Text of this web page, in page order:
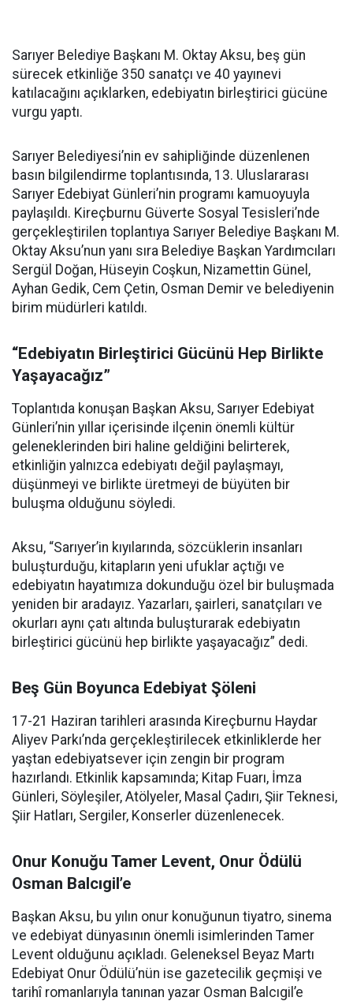
Sarıyer Belediye Başkanı M. Oktay Aksu, beş gün
sürecek etkinliğe 350 sanatçı ve 40 yayınevi
katılacağını açıklarken, edebiyatın birleştirici gücüne
vurgu yaptı.
Sarıyer Belediyesi’nin ev sahipliğinde düzenlenen
basın bilgilendirme toplantısında, 13. Uluslararası
Sarıyer Edebiyat Günleri’nin programı kamuoyuyla
paylaşıldı. Kireçburnu Güverte Sosyal Tesisleri’nde
gerçekleştirilen toplantıya Sarıyer Belediye Başkanı M.
Oktay Aksu’nun yanı sıra Belediye Başkan Yardımcıları
Sergül Doğan, Hüseyin Coşkun, Nizamettin Günel,
Ayhan Gedik, Cem Çetin, Osman Demir ve belediyenin
birim müdürleri katıldı.
“Edebiyatın Birleştirici Gücünü Hep Birlikte
Yaşayacağız”
Toplantıda konuşan Başkan Aksu, Sarıyer Edebiyat
Günleri’nin yıllar içerisinde ilçenin önemli kültür
geleneklerinden biri haline geldiğini belirterek,
etkinliğin yalnızca edebiyatı değil paylaşmayı,
düşünmeyi ve birlikte üretmeyi de büyüten bir
buluşma olduğunu söyledi.
Aksu, “Sarıyer’in kıyılarında, sözcüklerin insanları
buluşturduğu, kitapların yeni ufuklar açtığı ve
edebiyatın hayatımıza dokunduğu özel bir buluşmada
yeniden bir aradayız. Yazarları, şairleri, sanatçıları ve
okurları aynı çatı altında buluşturarak edebiyatın
birleştirici gücünü hep birlikte yaşayacağız” dedi.
Beş Gün Boyunca Edebiyat Şöleni
17-21 Haziran tarihleri arasında Kireçburnu Haydar
Aliyev Parkı’nda gerçekleştirilecek etkinliklerde her
yaştan edebiyatsever için zengin bir program
hazırlandı. Etkinlik kapsamında; Kitap Fuarı, İmza
Günleri, Söyleşiler, Atölyeler, Masal Çadırı, Şiir Teknesi,
Şiir Hatları, Sergiler, Konserler düzenlenecek.
Onur Konuğu Tamer Levent, Onur Ödülü
Osman Balcıgil’e
Başkan Aksu, bu yılın onur konuğunun tiyatro, sinema
ve edebiyat dünyasının önemli isimlerinden Tamer
Levent olduğunu açıkladı. Geleneksel Beyaz Martı
Edebiyat Onur Ödülü’nün ise gazetecilik geçmişi ve
tarihî romanlarıyla tanınan yazar Osman Balcıgil’e